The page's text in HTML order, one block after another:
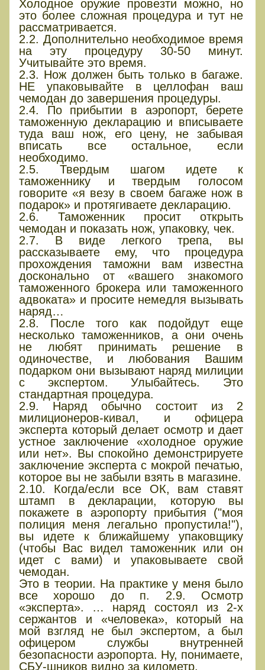
Холодное оружие провезти можно, но
это более сложная процедура и тут не
рассматривается.
2.2. Дополнительно необходимое время
на эту процедуру 30-50 минут.
Учитывайте это время.
2.3. Нож должен быть только в багаже.
НЕ упаковывайте в целлофан ваш
чемодан до завершения процедуры.
2.4. По прибытии в аэропорт, берете
таможенную декларацию и вписываете
туда ваш нож, его цену, не забывая
вписать все остальное, если
необходимо.
2.5. Твердым шагом идете к
таможеннику и твердым голосом
говорите «я везу в своем багаже нож в
подарок» и протягиваете декларацию.
2.6. Таможенник просит открыть
чемодан и показать нож, упаковку, чек.
2.7. В виде легкого трепа, вы
рассказываете ему, что процедура
прохождения таможни вам известна
досконально от «вашего знакомого
таможенного брокера или таможенного
адвоката» и просите немедля вызывать
наряд…
2.8. После того как подойдут еще
несколько таможенников, а они очень
не любят принимать решение в
одиночестве, и любования Вашим
подарком они вызывают наряд милиции
с экспертом. Улыбайтесь. Это
стандартная процедура.
2.9. Наряд обычно состоит из 2
милиционеров-кивал, и офицера
эксперта который делает осмотр и дает
устное заключение «холодное оружие
или нет». Вы спокойно демонстрируете
заключение эксперта с мокрой печатью,
которое вы не забыли взять в магазине.
2.10. Когда/если все ОК, вам ставят
штамп в декларации, которую вы
покажете в аэропорту прибытия ("моя
полиция меня легально пропустила!"),
вы идете к ближайшему упаковщику
(чтобы Вас видел таможенник или он
идет с вами) и упаковываете свой
чемодан.
Это в теории. На практике у меня было
все хорошо до п. 2.9. Осмотр
«эксперта». … наряд состоял из 2-х
сержантов и «человека», который на
мой взгляд не был экспертом, а был
офицером службы внутренней
безопасности аэропорта. Ну, понимаете,
СБУ-шников видно за километр.